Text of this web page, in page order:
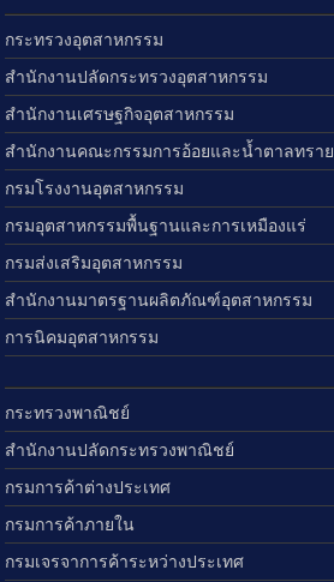
กระทรวงอุตสาหกรรม
สำนักงานปลัดกระทรวงอุตสาหกรรม
สำนักงานเศรษฐกิจอุตสาหกรรม
สำนักงานคณะกรรมการอ้อยและน้ำตาลทราย
กรมโรงงานอุตสาหกรรม
กรมอุตสาหกรรมพื้นฐานและการเหมืองแร่
กรมส่งเสริมอุตสาหกรรม
สำนักงานมาตรฐานผลิตภัณฑ์อุตสาหกรรม
การนิคมอุตสาหกรรม
กระทรวงพาณิชย์
สำนักงานปลัดกระทรวงพาณิชย์
กรมการค้าต่างประเทศ
กรมการค้าภายใน
กรมเจรจาการค้าระหว่างประเทศ